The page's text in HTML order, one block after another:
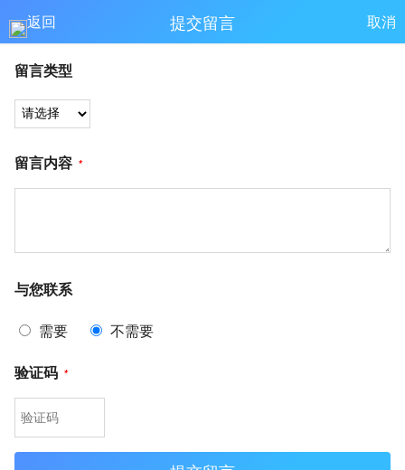
返回 提交留言 取消
留言类型
留言内容 *
与您联系
需要
不需要
验证码 *